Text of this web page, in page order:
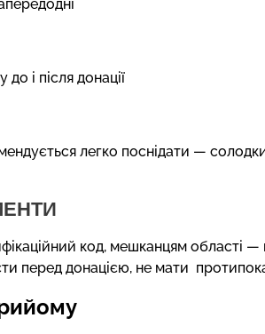
і після донації
легко поснідати —
код, мешканцям області —
перед донацією, не мати